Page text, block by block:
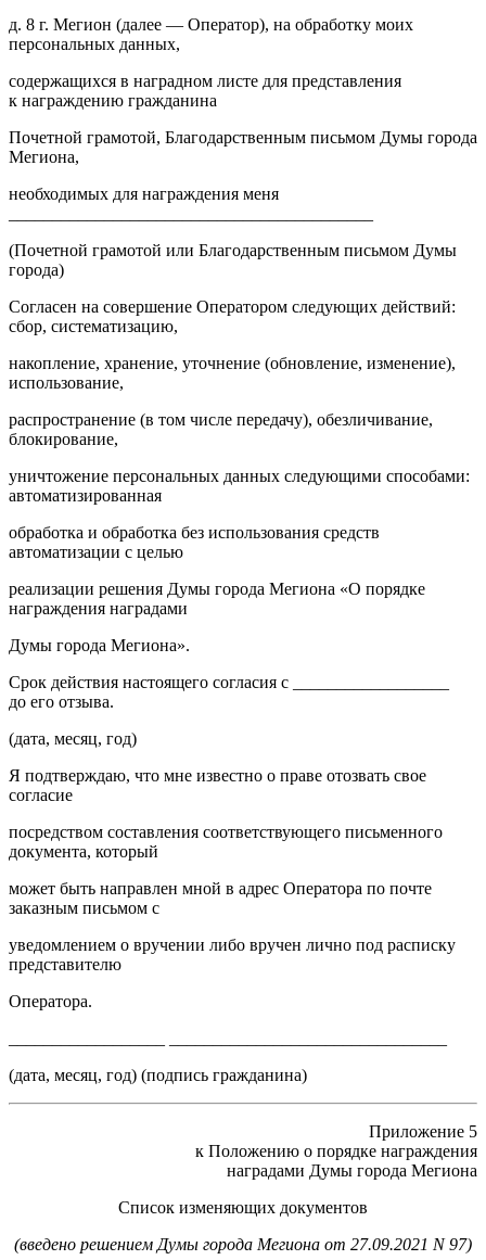
д. 8 г. Мегион (далее — Оператор), на обработку моих
персональных данных,
содержащихся в наградном листе для представления
к награждению гражданина
Почетной грамотой, Благодарственным письмом Думы города
Мегиона,
необходимых для награждения меня
(Почетной грамотой или Благодарственным письмом Думы
города)
Согласен на совершение Оператором следующих действий:
сбор, систематизацию,
накопление, хранение, уточнение (обновление, изменение),
использование,
распространение (в том числе передачу), обезличивание,
блокирование,
уничтожение персональных данных следующими способами:
автоматизированная
обработка и обработка без использования средств
автоматизации с целью
реализации решения Думы города Мегиона «О порядке
награждения наградами
Думы города Мегиона».
Срок действия настоящего согласия с __________________
до его отзыва.
(дата, месяц, год)
Я подтверждаю, что мне известно о праве отозвать свое
согласие
посредством составления соответствующего письменного
документа, который
может быть направлен мной в адрес Оператора по почте
заказным письмом с
уведомлением о вручении либо вручен лично под расписку
представителю
Оператора.
(дата, месяц, год) (подпись гражданина)
Приложение 5
к Положению о порядке награждения
наградами Думы города Мегиона
Список изменяющих документов
(введено решением Думы города Мегиона от 27.09.2021 N 97)